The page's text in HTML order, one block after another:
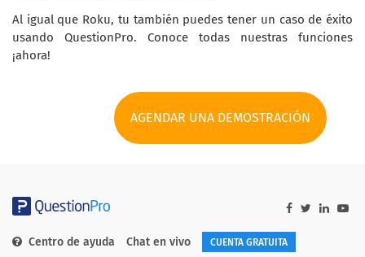
Al igual que Roku, tu también puedes tener un caso de éxito
usando QuestionPro. Conoce todas nuestras funciones
¡ahora!
AGENDAR UNA DEMOSTRACIÓN
Centro de ayuda Chat en vivo CUENTA GRATUITA